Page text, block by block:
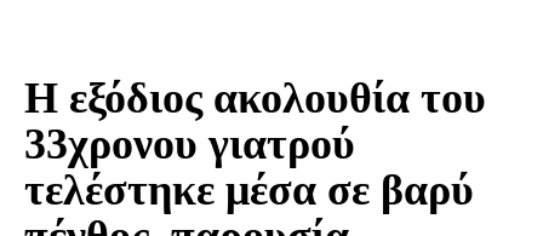
Η εξόδιος ακολουθία του
33χρονου γιατρού
τελέστηκε μέσα σε βαρύ